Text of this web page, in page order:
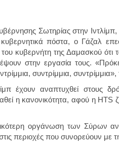
Σωτηρίας στην Ιντλίμπ,
πόστα, ο Γάζαλ
κυβερνήτη της Δαμασκού
στην εργασία τους.
συντρίμμια, συντρίμμια»,
έχουν αναπτυχθεί στους
η κανονικότητα, αφού η HTS
οργάνωση των Σύρων
περιοχές που συνορεύουν με